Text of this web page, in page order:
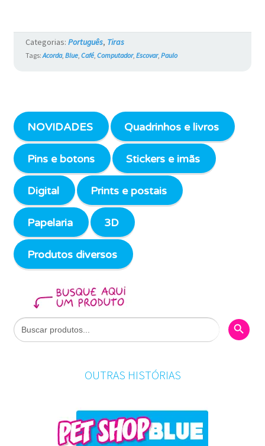
Categorias: Português, Tiras
Tags:Acorda, Blue, Café, Computador, Escovar, Paulo
NOVIDADES Quadrinhos e livros
Pins e botons Stickers e imãs
Digital Prints e postais
Papelaria 3D
Produtos diversos
Search
for:
Search
OUTRAS HISTÓRIAS